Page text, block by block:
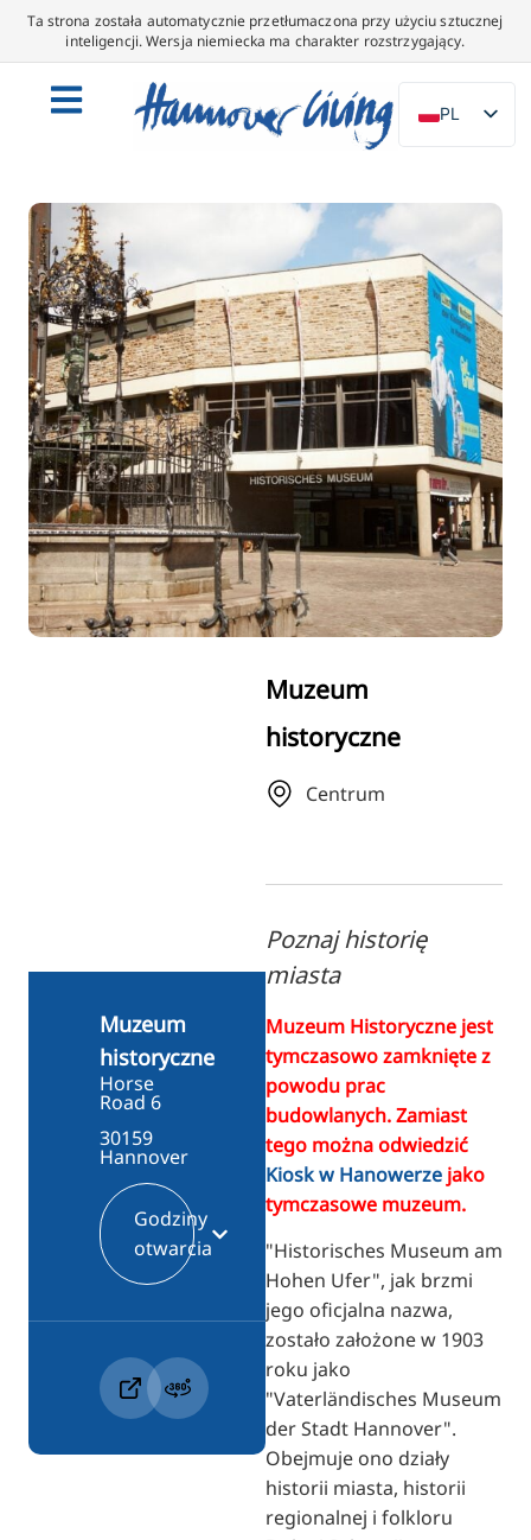
Ta strona została automatycznie przetłumaczona przy użyciu sztucznej
inteligencji. Wersja niemiecka ma charakter rozstrzygający.
PL
DE
ES
IT
DA
SV
FR
PT
TR
RU
FI
ZH
Muzeum
historyczne
Centrum
Poznaj historię
miasta
Muzeum Historyczne jest
tymczasowo zamknięte z
powodu prac
budowlanych. Zamiast
tego można odwiedzić
Kiosk w Hanowerze jako
tymczasowe muzeum.
"Historisches Museum am
Hohen Ufer", jak brzmi
jego oficjalna nazwa,
zostało założone w 1903
roku jako
"Vaterländisches Museum
der Stadt Hannover".
Obejmuje ono działy
historii miasta, historii
regionalnej i folkloru
Muzeum
historyczne
Horse
Road 6
30159
Hannover
Godziny
otwarcia